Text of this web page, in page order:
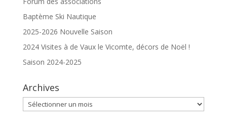
Baptème Ski Nautique
2025-2026 Nouvelle Saison
2024 Visites à de Vaux le Vicomte, décors de Noël !
Saison 2024-2025
Archives
Archives